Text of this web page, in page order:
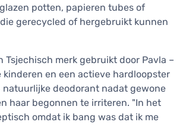
potten, papieren tubes of
gerecycled of hergebruikt kunnen
Tsjechisch merk gebruikt door Pavla –
kinderen en een actieve hardloopster
natuurlijke deodorant nadat gewone
haar begonnen te irriteren. "In het
omdat ik bang was dat ik me